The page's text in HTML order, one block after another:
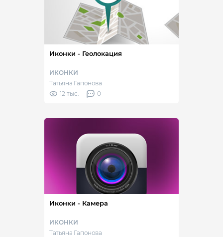
Иконки - Геолокация
ИКОНКИ
Татьяна Гапонова
12 тыс.
0
Иконки - Камера
ИКОНКИ
Татьяна Гапонова